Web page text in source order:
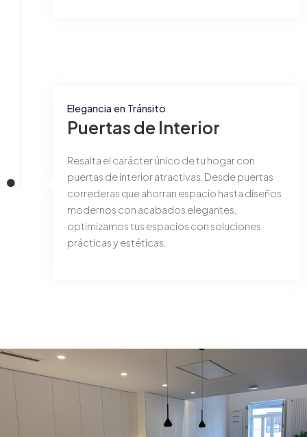
Elegancia en Tránsito
Puertas de Interior
Resalta el carácter único de tu hogar con
puertas de interior atractivas. Desde puertas
correderas que ahorran espacio hasta diseños
modernos con acabados elegantes,
optimizamos tus espacios con soluciones
prácticas y estéticas.